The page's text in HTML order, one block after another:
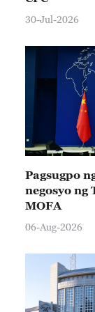
30-Jul-2026
Pagsugpo
negosyo ng
MOFA
06-Aug-2026